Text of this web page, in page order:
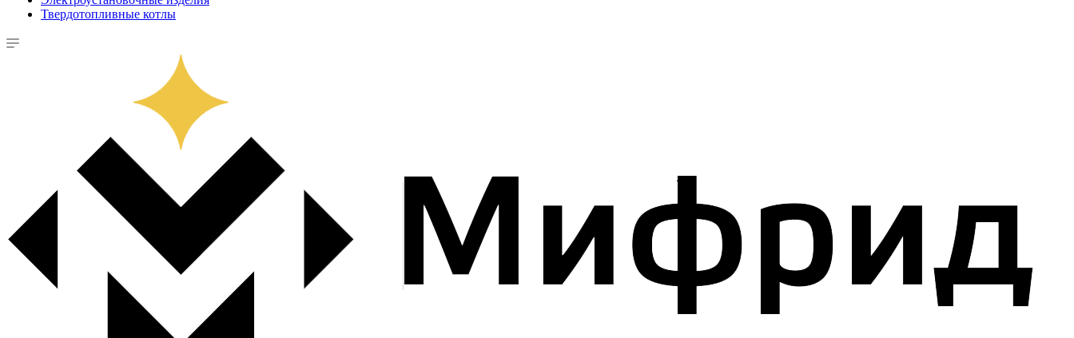
Твердотопливные котлы